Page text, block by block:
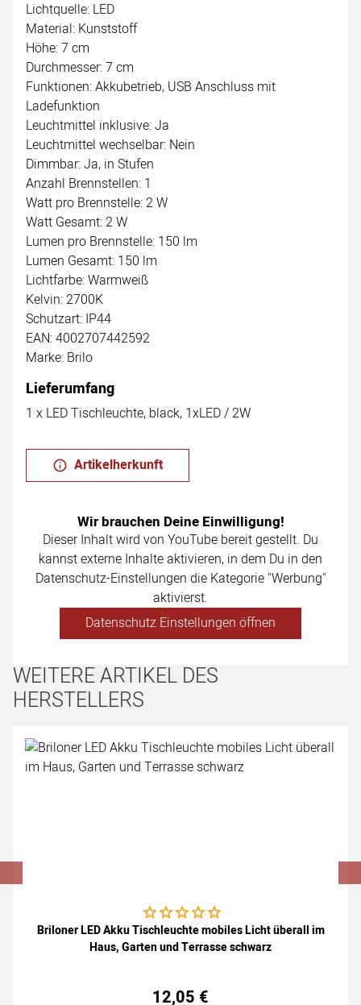
Lichtquelle: LED
Material: Kunststoff
Höhe: 7 cm
Durchmesser: 7 cm
Funktionen: Akkubetrieb, USB Anschluss mit
Ladefunktion
Leuchtmittel inklusive: Ja
Leuchtmittel wechselbar: Nein
Dimmbar: Ja, in Stufen
Anzahl Brennstellen: 1
Watt pro Brennstelle: 2 W
Watt Gesamt: 2 W
Lumen pro Brennstelle: 150 lm
Lumen Gesamt: 150 lm
Lichtfarbe: Warmweiß
Kelvin: 2700K
Schutzart: IP44
EAN: 4002707442592
Marke: Brilo
Lieferumfang
1 x LED Tischleuchte, black, 1xLED / 2W
Artikelherkunft
Wir brauchen Deine Einwilligung!
Dieser Inhalt wird von YouTube bereit gestellt. Du
kannst externe Inhalte aktivieren, in dem Du in den
Datenschutz-Einstellungen die Kategorie "Werbung"
aktivierst.
Datenschutz Einstellungen öffnen
WEITERE ARTIKEL DES
HERSTELLERS
Artikel überspringen
Noch keine Bewertungen abgegeben
Briloner LED Akku Tischleuchte mobiles Licht überall im
Haus, Garten und Terrasse schwarz
12,05 €